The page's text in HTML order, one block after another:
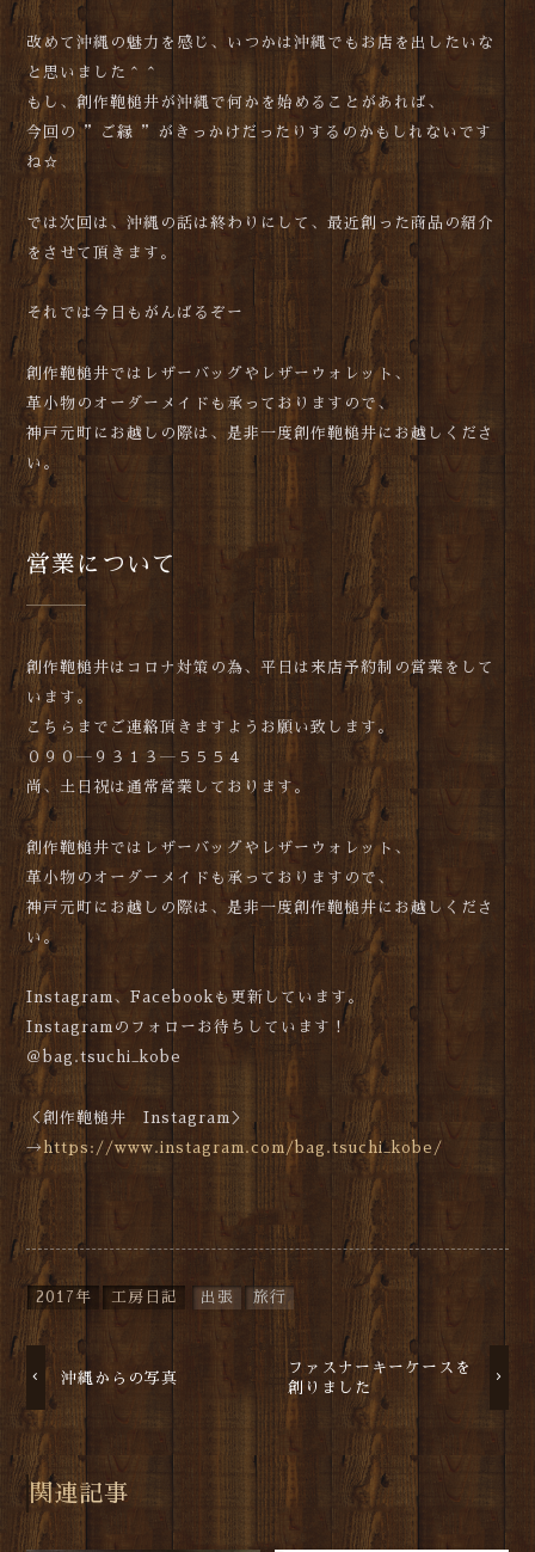
改めて沖縄の魅力を感じ、いつかは沖縄でもお店を出したいな
と思いました＾＾
もし、創作鞄槌井が沖縄で何かを始めることがあれば、
今回の ”ご縁 ”がきっかけだったりするのかもしれないです
ね☆
では次回は、沖縄の話は終わりにして、最近創った商品の紹介
をさせて頂きます。
それでは今日もがんばるぞー
創作鞄槌井ではレザーバッグやレザーウォレット、
革小物のオーダーメイドも承っておりますので、
神戸元町にお越しの際は、是非一度創作鞄槌井にお越しくださ
い。
営業について
創作鞄槌井はコロナ対策の為、平日は来店予約制の営業をして
います。
こちらまでご連絡頂きますようお願い致します。
０９０―９３１３―５５５４
尚、土日祝は通常営業しております。
創作鞄槌井ではレザーバッグやレザーウォレット、
革小物のオーダーメイドも承っておりますので、
神戸元町にお越しの際は、是非一度創作鞄槌井にお越しくださ
い。
Instagram、Facebookも更新しています。
Instagramのフォローお待ちしています！
＠bag.tsuchi_kobe
＜創作鞄槌井 Instagram＞
→ https://www.instagram.com/bag.tsuchi_kobe/
2017年 工房日記 出張 旅行
沖縄からの写真
ファスナーキーケースを
創りました
関連記事